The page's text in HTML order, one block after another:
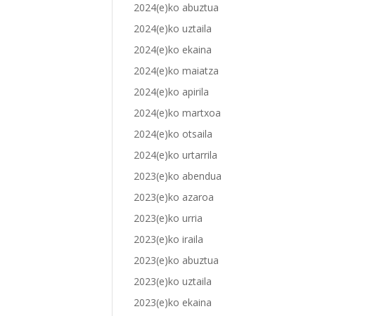
2024(e)ko abuztua
2024(e)ko uztaila
2024(e)ko ekaina
2024(e)ko maiatza
2024(e)ko apirila
2024(e)ko martxoa
2024(e)ko otsaila
2024(e)ko urtarrila
2023(e)ko abendua
2023(e)ko azaroa
2023(e)ko urria
2023(e)ko iraila
2023(e)ko abuztua
2023(e)ko uztaila
2023(e)ko ekaina